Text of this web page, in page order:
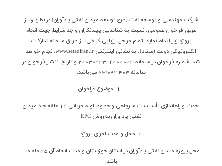
شركت مهندسي و توسعه نفت (طرح توسعه میدان نفتی یادآوران) در نظردارد از
طريق فراخوان عمومي، نسبت به شناسایی پیمانکاران واجد شرایط جهت انجام
پروژه زیر اقدام نماید. تمام مراحل ارزیابی کیفی، از طريق سامانه تداركات
الكترونيكي دولت (ستاد)، به نشاني اينترنتي www.setadiran.ir،انجام خواهد
شد. شماره فراخوان در سامانه 2003093314000003 و تاريخ انتشار فراخوان در
سامانه 23/04/1403 مي‌باشد.
1- موضوع فراخوان
احدث و راه­اندازی تأسیسات سرچاهی و خطوط لوله جریانی 14 حلقه چاه میدان
نفتی یادآوران به روش EPC
2- محل و مدت اجراي پروژه
محل پروژه میدان نفتی یادآوران در استان خوزستان و مدت انجام آن 25 ماه می­
باشد.